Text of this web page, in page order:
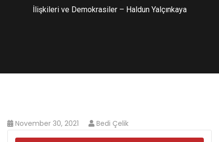
İlişkileri ve Demokrasiler – Haldun Yalçınkaya
November 30, 2021 Bedi Çelik